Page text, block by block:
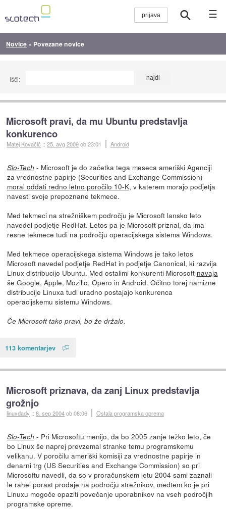
☰
Novice » Povezane novice
Išči:
Microsoft pravi, da mu Ubuntu predstavlja
konkurenco
Matej Kovačič ::25. avg 2009ob 23:01 Android
Slo-Tech - Microsoft je do začetka tega meseca ameriški Agenciji
za vrednostne papirje (Securities and Exchange Commission)
moral oddati redno letno poročilo 10-K, v katerem morajo podjetja
navesti svoje prepoznane tekmece.
Med tekmeci na strežniškem področju je Microsoft lansko leto
navedel podjetje RedHat. Letos pa je Microsoft priznal, da ima
resne tekmece tudi na področju operacijskega sistema Windows.
Med tekmece operacijskega sistema Windows je tako letos
Microsoft navedel podjetje RedHat in podjetje Canonical, ki razvija
Linux distribucijo Ubuntu. Med ostalimi konkurenti Microsoft navaja
še Google, Apple, Mozillo, Opero in Android. Očitno torej namizne
distribucije Linuxa tudi uradno postajajo konkurenca
operacijskemu sistemu Windows.
Če Microsoft tako pravi, bo že držalo.
113 komentarjev
Microsoft priznava, da zanj Linux predstavlja
grožnjo
linuxdady ::8. sep 2004ob 08:06 Ostala programska oprema
Slo-Tech - Pri Microsoftu menijo, da bo 2005 zanje težko leto, če
bo Linux še naprej prevzemal stranke temu programskemu
velikanu. V poročilu ameriški komisiji za vrednostne papirje in
denarni trg (US Securities and Exchange Commission) so pri
Microsoftu navedli, da so v proračunskem letu 2004 sami zaznali
le rahel porast prodaje na področju strežnikov, medtem ko je pri
Linuxu mogoče opaziti povečanje uporabnikov na vseh področjih
programske opreme.